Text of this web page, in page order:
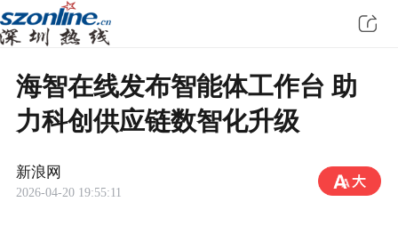
海智在线发布智能体工作台 助
力科创供应链数智化升级
新浪网
2026-04-20 19:55:11